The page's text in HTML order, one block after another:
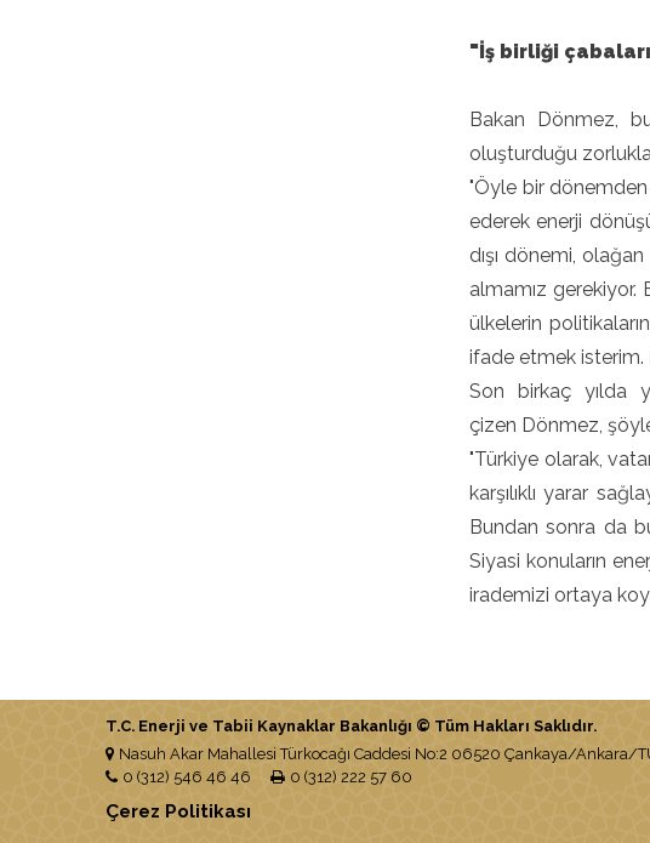
"İş birliği
Bakan Dönmez,
oluşturduğu
"Öyle bir
ederek enerji
dışı dönemi,
almamız gerekiyor.
ülkelerin
ifade etmek isterim.
Son birkaç yılda
çizen Dönmez,
"Türkiye olarak,
karşılıklı yarar
Bundan sonra da
Siyasi konuların
irademizi ortaya
T.C. Enerji ve Tabii Kaynaklar Bakanlığı © Tüm Hakları Saklıdır.
Nasuh Akar Mahallesi Türkocağı Caddesi No:2 06520 Çankaya/Ankara/
0 (312) 546 46 46
0 (312) 222 57 60
Çerez Politikası